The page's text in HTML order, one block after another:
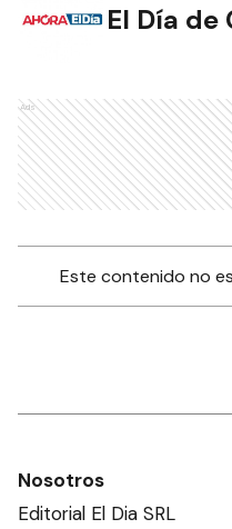
El Día de
Ads
Este contenido no
Nosotros
Editorial El Dia SRL